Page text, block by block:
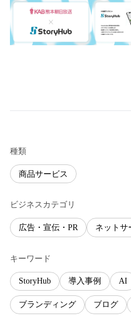
種類
商品サービス
ビジネスカテゴリ
広告・宣伝・PR ネットサ
キーワード
StoryHub 導入事例 AI
ブランディング ブログ